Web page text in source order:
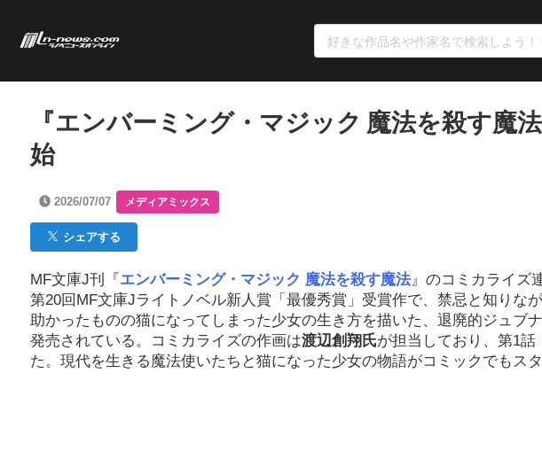
『エンバーミング・マジック 魔法を殺す魔
始
2026/07/07 メディアミックス
シェアする
MF文庫J刊『 エンバーミング・マジック 魔法を殺す魔法』のコミカライズ
第20回MF文庫Jライトノベル新人賞「最優秀賞」受賞作で、禁忌と知りな
助かったものの猫になってしまった少女の生き方を描いた、退廃的ジュブ
発売されている。コミカライズの作画は渡辺創翔氏が担当しており、第1
た。現代を生きる魔法使いたちと猫になった少女の物語がコミックでもスタ